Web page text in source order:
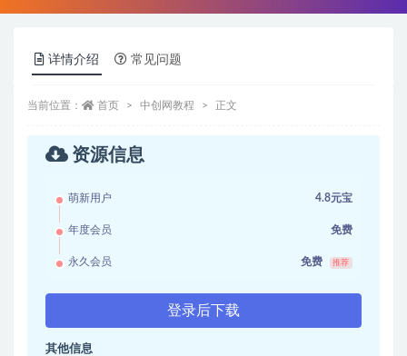
详情介绍 常见问题
当前位置： 首页 中创网教程 正文
资源信息
萌新用户 4.8元宝
年度会员 免费
永久会员 免费 推荐
登录后下载
其他信息